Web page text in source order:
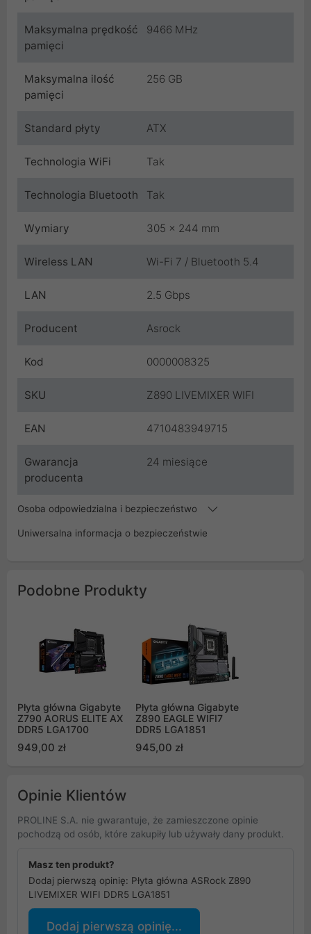
Maksymalna prędkość
pamięci
9466 MHz
Maksymalna ilość
pamięci
256 GB
Standard płyty ATX
Technologia WiFi Tak
Technologia Bluetooth Tak
Wymiary 305 x 244 mm
Wireless LAN Wi-Fi 7 / Bluetooth 5.4
LAN 2.5 Gbps
Producent Asrock
Kod 0000008325
SKU Z890 LIVEMIXER WIFI
EAN 4710483949715
Gwarancja
producenta
24 miesiące
Osoba odpowiedzialna i bezpieczeństwo
Uniwersalna informacja o bezpieczeństwie
Podobne Produkty
Płyta główna Gigabyte
Z790 AORUS ELITE AX
DDR5 LGA1700
949,00 zł
Płyta główna Gigabyte
Z890 EAGLE WIFI7
DDR5 LGA1851
945,00 zł
Opinie Klientów
PROLINE S.A. nie gwarantuje, że zamieszczone opinie
pochodzą od osób, które zakupiły lub używały dany produkt.
Masz ten produkt?
Dodaj pierwszą opinię: Płyta główna ASRock Z890
LIVEMIXER WIFI DDR5 LGA1851
Dodaj pierwszą opinię...